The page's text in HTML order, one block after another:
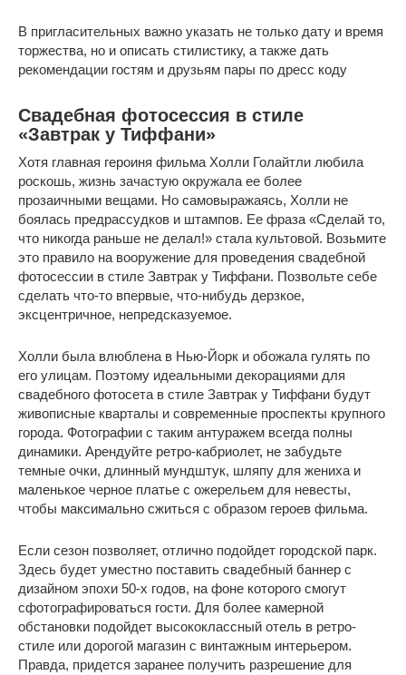
В пригласительных важно указать не только дату и время
торжества, но и описать стилистику, а также дать
рекомендации гостям и друзьям пары по дресс коду
Свадебная фотосессия в стиле
«Завтрак у Тиффани»
Хотя главная героиня фильма Холли Голайтли любила
роскошь, жизнь зачастую окружала ее более
прозаичными вещами. Но самовыражаясь, Холли не
боялась предрассудков и штампов. Ее фраза «Сделай то,
что никогда раньше не делал!» стала культовой. Возьмите
это правило на вооружение для проведения свадебной
фотосессии в стиле Завтрак у Тиффани. Позвольте себе
сделать что-то впервые, что-нибудь дерзкое,
эксцентричное, непредсказуемое.
Холли была влюблена в Нью-Йорк и обожала гулять по
его улицам. Поэтому идеальными декорациями для
свадебного фотосета в стиле Завтрак у Тиффани будут
живописные кварталы и современные проспекты крупного
города. Фотографии с таким антуражем всегда полны
динамики. Арендуйте ретро-кабриолет, не забудьте
темные очки, длинный мундштук, шляпу для жениха и
маленькое черное платье с ожерельем для невесты,
чтобы максимально сжиться с образом героев фильма.
Если сезон позволяет, отлично подойдет городской парк.
Здесь будет уместно поставить свадебный баннер с
дизайном эпохи 50-х годов, на фоне которого смогут
сфотографироваться гости. Для более камерной
обстановки подойдет высококлассный отель в ретро-
стиле или дорогой магазин с винтажным интерьером.
Правда, придется заранее получить разрешение для